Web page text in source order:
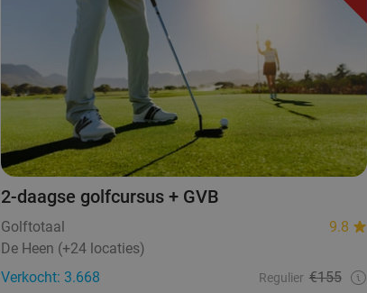
2-daagse golfcursus + GVB
Golftotaal
9.8
De Heen (+24 locaties)
Verkocht: 3.668
Regulier €155